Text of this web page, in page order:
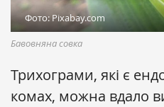
Фото: Pixabay.com
Бавовняна совка
Трихограми, які є
комах, можна вдало